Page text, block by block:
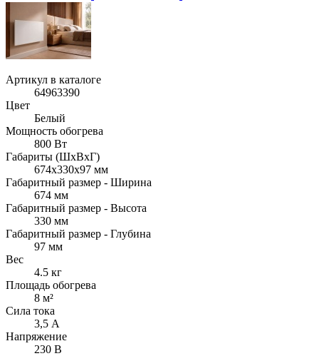
Артикул в каталоге
64963390
Цвет
Белый
Мощность обогрева
800 Вт
Габариты (ШхВxГ)
674x330x97 мм
Габаритный размер - Ширина
674 мм
Габаритный размер - Высота
330 мм
Габаритный размер - Глубина
97 мм
Вес
4.5 кг
Площадь обогрева
8 м²
Сила тока
3,5 А
Напряжение
230 В